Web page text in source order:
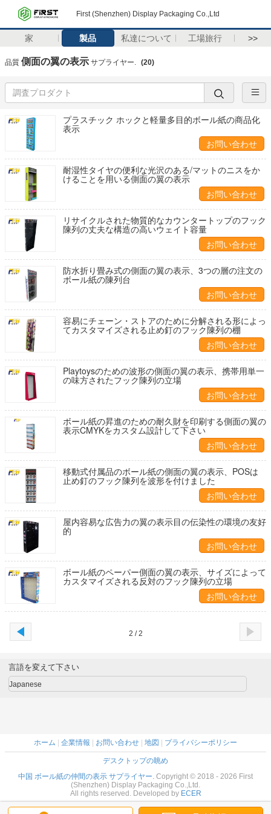
First (Shenzhen) Display Packaging Co.,Ltd
家 製品 私達について 工場旅行 >>
品質 側面の翼の表示 サプライヤー. (20)
プラスチック ホックと軽量多目的ボール紙の商品化
表示
お問い合わせ
耐湿性タイヤの便利な光沢のある/マットのニスをか
けることを用いる側面の翼の表示
お問い合わせ
リサイクルされた物質的なカウンタートップのフック
陳列の丈夫な構造の高いウェイト容量
お問い合わせ
防水折り畳み式の側面の翼の表示、3つの層の注文の
ボール紙の陳列台
お問い合わせ
容易にチェーン・ストアのために分解される形によっ
てカスタマイズされる止め釘のフック陳列の棚
お問い合わせ
Playtoysのための波形の側面の翼の表示、携帯用単一
の味方されたフック陳列の立場
お問い合わせ
ボール紙の昇進のための耐久財を印刷する側面の翼の
表示CMYKをカスタム設計して下さい
お問い合わせ
移動式付属品のボール紙の側面の翼の表示、POSは
止め釘のフック陳列を波形を付けました
お問い合わせ
屋内容易な広告力の翼の表示目の伝染性の環境の友好
的
お問い合わせ
ボール紙のペーパー側面の翼の表示、サイズによって
カスタマイズされる反対のフック陳列の立場
お問い合わせ
2 / 2
言語を変えて下さい
Japanese
ホーム 企業情報 お問い合わせ 地図 プライバシーポリシー
デスクトップの眺め
中国 ボール紙の仲間の表示 サプライヤー. Copyright © 2018 - 2026 First
(Shenzhen) Display Packaging Co.,Ltd.
All rights reserved. Developed by ECER